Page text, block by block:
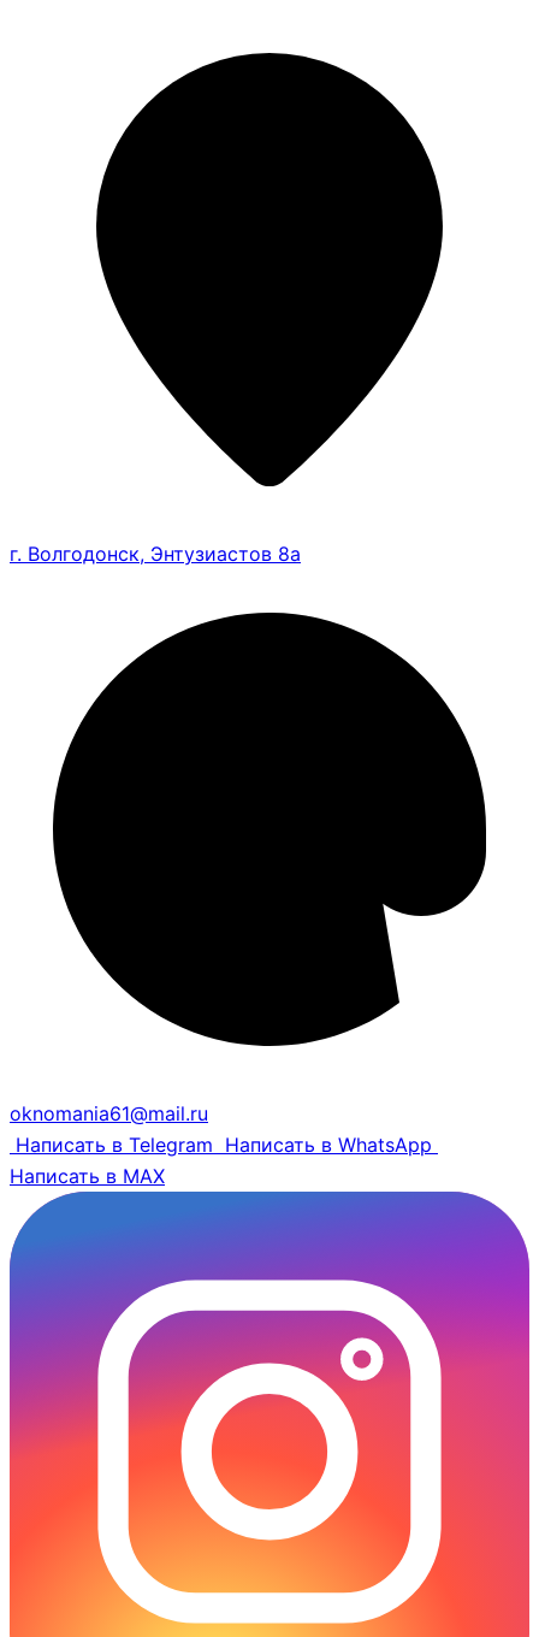
г. Волгодонск, Энтузиастов 8а
oknomania61@mail.ru
Написать в Telegram Написать в WhatsApp
Написать в MAX